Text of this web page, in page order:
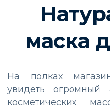
маска
На полках
увидеть огромный
косметических